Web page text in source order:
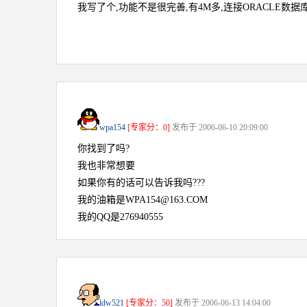
我写了个,功能不是很完善,有4M多,连接ORACLE数据
wpa154 [专家分：0] 发布于 2006-06-10 20:09:00
你找到了吗?
我也非常想要
如果你有的话可以告诉我吗???
我的油箱是WPA154@163.COM
我的QQ是276940555
ldw521 [专家分：50] 发布于 2006-06-13 14:04:00